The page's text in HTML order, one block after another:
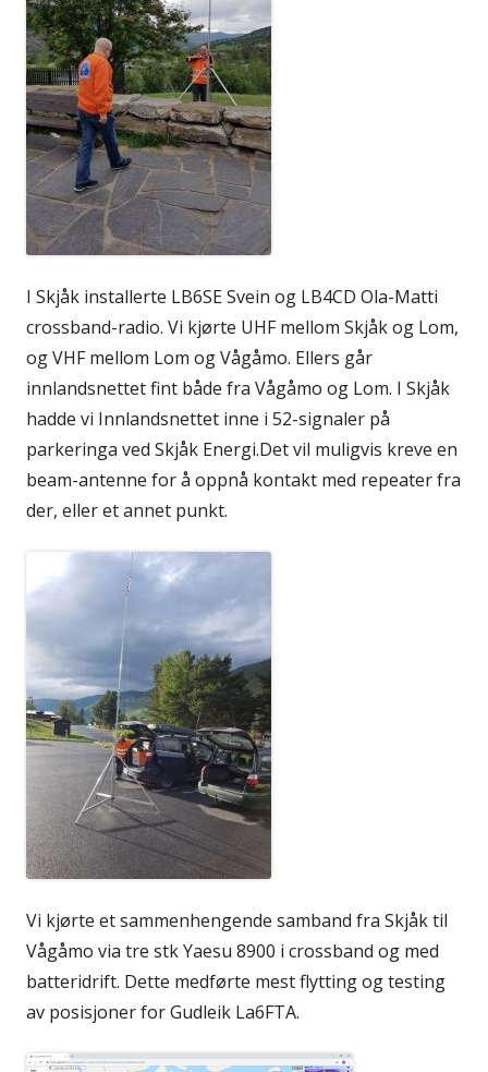
I Skjåk installerte LB6SE Svein og LB4CD Ola-Matti
crossband-radio. Vi kjørte UHF mellom Skjåk og Lom,
og VHF mellom Lom og Vågåmo. Ellers går
innlandsnettet fint både fra Vågåmo og Lom. I Skjåk
hadde vi Innlandsnettet inne i 52-signaler på
parkeringa ved Skjåk Energi.Det vil muligvis kreve en
beam-antenne for å oppnå kontakt med repeater fra
der, eller et annet punkt.
Vi kjørte et sammenhengende samband fra Skjåk til
Vågåmo via tre stk Yaesu 8900 i crossband og med
batteridrift. Dette medførte mest flytting og testing
av posisjoner for Gudleik La6FTA.